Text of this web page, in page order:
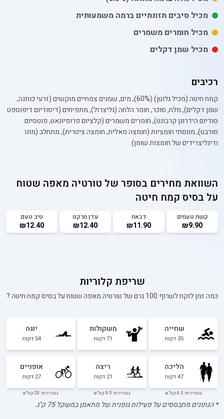
מכיל סיבים תזונתיים ברמה משמעותית
מכיל חומרים משמרים
מכיל שמן דקלים
רכיבים
קמח חיטה (מכיל גלוטן) (60%), מים, שמנים צמחיים מוקשים (זרעי כותנה,
שמן דקלים), מלח, סוכר, חומר הלחה (גליצרול), מתפיחים (דיסודיום דיפוספט
סודיום הידרוגן קרבונט), חומרים משמרים (קלציום פרופיונאט, פוטסיום
סורבט), מווסתי חומציות (חומצה מאלית, חומצה ציטרית), מתחלב (מונו
ודיגליצרידים של חומצות שומן).
השוואת מחירים בסופר של טורטיה מאפה שטוח
על בסיס קמח חיטה
קשת טעמים
₪9.90
דבאח
₪11.90
עדן מרקט
₪12.40
טיב טעם
₪12.40
שריפת קלוריות
כמה זמן לוקח לשרוף 100 גרם של טורטיה מאפה שטוח על בסיס קמח חיטה?
שחייה
35 דקות
משקולות
71דקות
יוגה
54 דקות
הליכה
47דקות
במהירות: 6.5 קמ"ש
ריצה
21 דקות
במהירות: 9.5 קמ"ש
אופניים
27 דקות
במהירות: 20 קמ"ש
* הנתונים מתבססים על פעילות גופנית של מתאמן במשקל75ק"ג.